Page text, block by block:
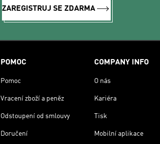
ZAREGISTRUJ SE ZDARMA
POMOC
Pomoc
Vracení zboží a peněz
Odstoupení od smlouvy
Doručení
COMPANY INFO
O nás
Kariéra
Tisk
Mobilní aplikace